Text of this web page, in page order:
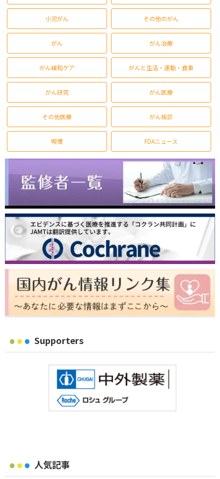
小児がん その他のがん
がん がん治療
がん緩和ケア がんと生活・運動・食事
がん研究 がん医療
その他医療 がん検診
喫煙 FDAニュース
Supporters
人気記事